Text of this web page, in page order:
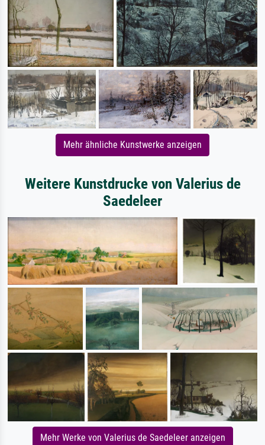
Mehr ähnliche Kunstwerke anzeigen
Weitere Kunstdrucke von Valerius de
Saedeleer
Mehr Werke von Valerius de Saedeleer anzeigen